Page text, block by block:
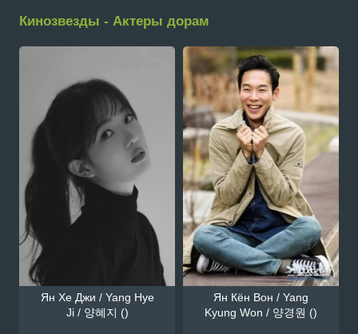
Кинозвезды - Актеры дорам
Ян Хе Джи / Yang Hye
Ji / 양혜지 ()
Ян Кён Вон / Yang
Kyung Won / 양경원 ()